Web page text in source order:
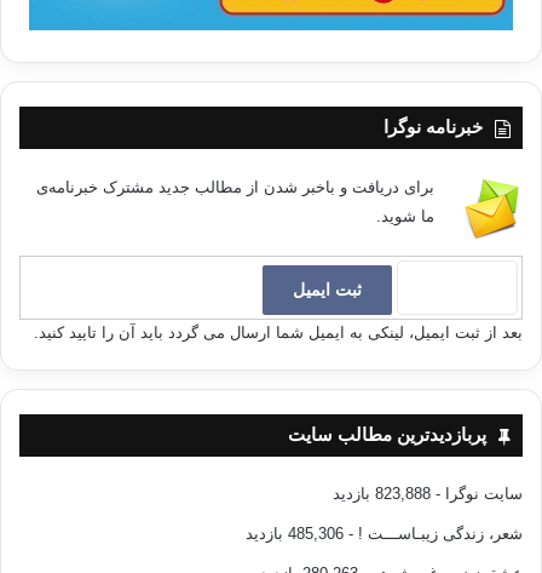
خبرنامه نوگرا
برای دریافت و باخبر شدن از مطالب جدید مشترک خبرنامه‌ی
ما شوید.
بعد از ثبت ایمیل، لینکی به ایمیل شما ارسال می گردد باید آن را تایید کنید.
پربازدیدترین مطالب سایت
سایت نوگرا - 823,888 بازدید
شعر، زندگی زیبـاســـت ! - 485,306 بازدید